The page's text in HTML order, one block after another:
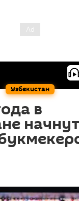
Узбекистан
в
начнут